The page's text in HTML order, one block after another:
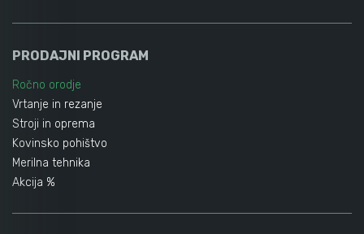
PRODAJNI PROGRAM
Ročno orodje
Vrtanje in rezanje
Stroji in oprema
Kovinsko pohištvo
Merilna tehnika
Akcija %